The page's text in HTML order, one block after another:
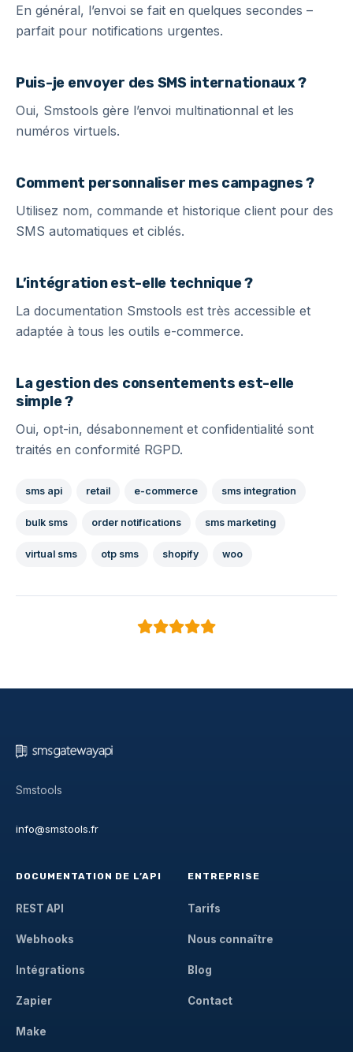
En général, l’envoi se fait en quelques secondes –
parfait pour notifications urgentes.
Puis-je envoyer des SMS internationaux ?
Oui, Smstools gère l’envoi multinationnal et les
numéros virtuels.
Comment personnaliser mes campagnes ?
Utilisez nom, commande et historique client pour des
SMS automatiques et ciblés.
L’intégration est-elle technique ?
La documentation Smstools est très accessible et
adaptée à tous les outils e-commerce.
La gestion des consentements est-elle
simple ?
Oui, opt-in, désabonnement et confidentialité sont
traités en conformité RGPD.
sms api retail e-commerce sms integration
bulk sms order notifications sms marketing
virtual sms otp sms shopify woo
Smstools
info@smstools.fr
DOCUMENTATION DE L’API
REST API
Webhooks
Intégrations
Zapier
Make
ENTREPRISE
Tarifs
Nous connaître
Blog
Contact